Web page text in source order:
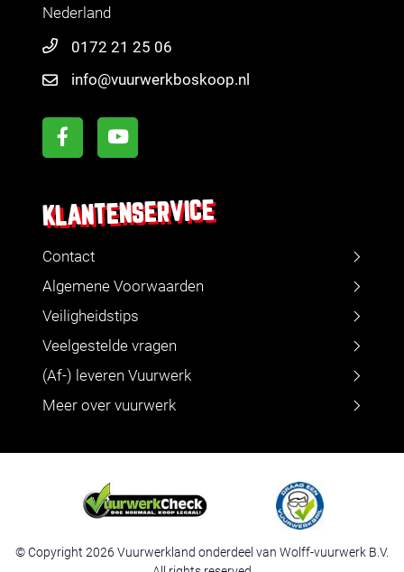
Nederland
0172 21 25 06
info@vuurwerkboskoop.nl
KLANTENSERVICE
Contact
Algemene Voorwaarden
Veiligheidstips
Veelgestelde vragen
(Af-) leveren Vuurwerk
Meer over vuurwerk
© Copyright 2026 Vuurwerkland onderdeel van Wolff-vuurwerk B.V.